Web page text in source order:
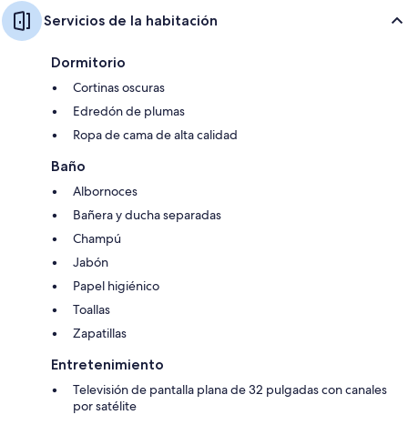
Servicios de la habitación
Dormitorio
Cortinas oscuras
Edredón de plumas
Ropa de cama de alta calidad
Baño
Albornoces
Bañera y ducha separadas
Champú
Jabón
Papel higiénico
Toallas
Zapatillas
Entretenimiento
Televisión de pantalla plana de 32 pulgadas con canales
por satélite